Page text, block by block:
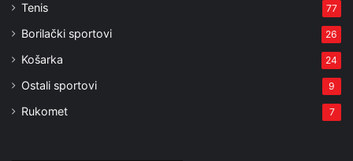
Tenis 77
Borilački sportovi 26
Košarka 24
Ostali sportovi 9
Rukomet 7